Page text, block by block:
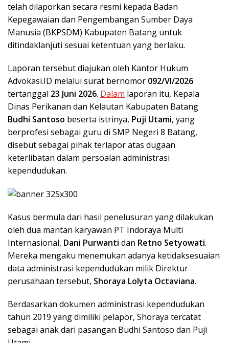
telah dilaporkan secara resmi kepada Badan
Kepegawaian dan Pengembangan Sumber Daya
Manusia (BKPSDM) Kabupaten Batang untuk
ditindaklanjuti sesuai ketentuan yang berlaku.
Laporan tersebut diajukan oleh Kantor Hukum
Advokasi.ID melalui surat bernomor 092/VI/2026
tertanggal 23 Juni 2026. Dalam laporan itu, Kepala
Dinas Perikanan dan Kelautan Kabupaten Batang
Budhi Santoso beserta istrinya, Puji Utami, yang
berprofesi sebagai guru di SMP Negeri 8 Batang,
disebut sebagai pihak terlapor atas dugaan
keterlibatan dalam persoalan administrasi
kependudukan.
Kasus bermula dari hasil penelusuran yang dilakukan
oleh dua mantan karyawan PT Indoraya Multi
Internasional, Dani Purwanti dan Retno Setyowati.
Mereka mengaku menemukan adanya ketidaksesuaian
data administrasi kependudukan milik Direktur
perusahaan tersebut, Shoraya Lolyta Octaviana.
Berdasarkan dokumen administrasi kependudukan
tahun 2019 yang dimiliki pelapor, Shoraya tercatat
sebagai anak dari pasangan Budhi Santoso dan Puji